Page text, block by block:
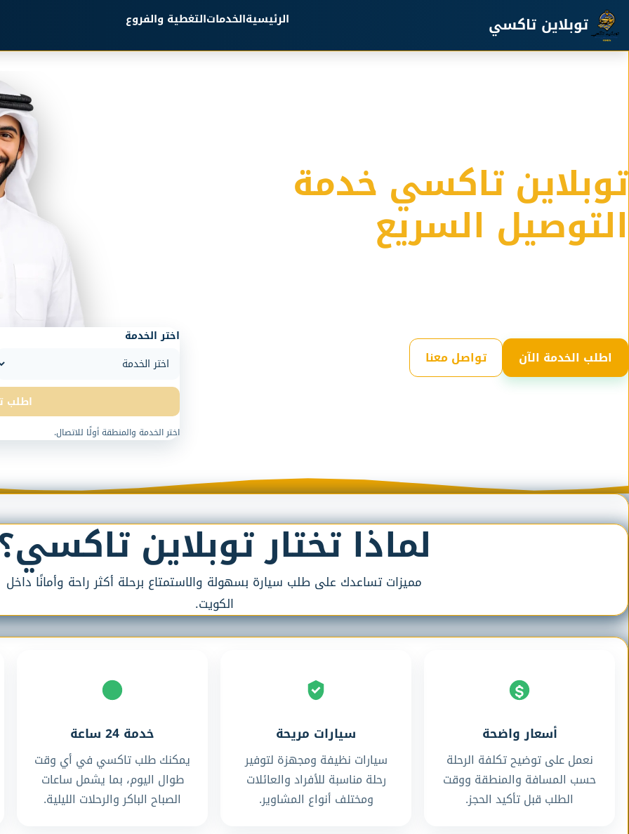
تخطي إلى المحتوى الرئيسي
توبلاين تاكسي الرئيسيةالخدماتالتغطية والفروع
توبلاين تاكسي خدمة
التوصيل السريع
اطلب الخدمة الآن تواصل معنا
اختر الخدمة
اطلب
اختر الخدمة والمنطقة أولًا للاتصال.
لماذا تختار توبلاين
مميزات تساعدك على طلب سيارة بسهولة والاستمتاع برحلة أكثر راحة وأمانًا داخل
الكويت.
أسعار واضحة
نعمل على توضيح تكلفة الرحلة
حسب المسافة والمنطقة ووقت
الطلب قبل تأكيد الحجز.
سيارات مريحة
سيارات نظيفة ومجهزة لتوفير
رحلة مناسبة للأفراد والعائلات
ومختلف أنواع المشاوير.
خدمة 24 ساعة
يمكنك طلب تاكسي في أي وقت
طوال اليوم، بما يشمل ساعات
الصباح الباكر والرحلات الليلية.